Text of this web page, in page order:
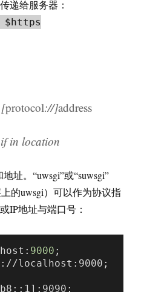
递给服务器：
$https
[protocol://]address
in location
址。“uwsgi”或“suwsgi”
上的uwsgi）可以作为协议指
IP地址与端口号：
9000